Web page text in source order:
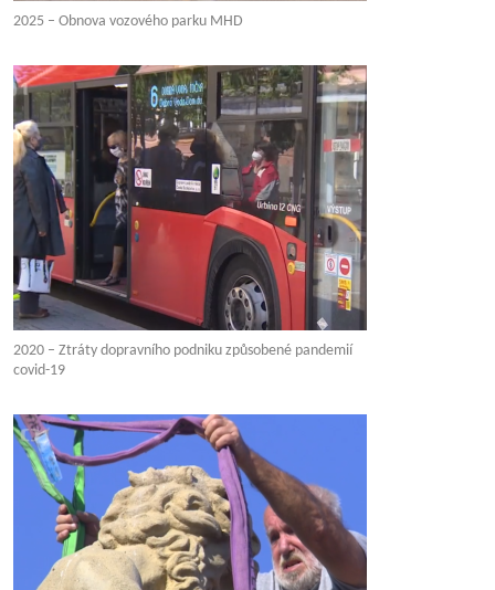
2025 – Obnova vozového parku MHD
2020 – Ztráty dopravního podniku způsobené pandemií
covid-19